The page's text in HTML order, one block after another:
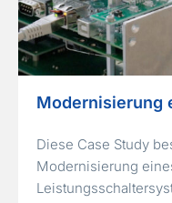
Modernisierung
Diese Case Study
Modernisierung